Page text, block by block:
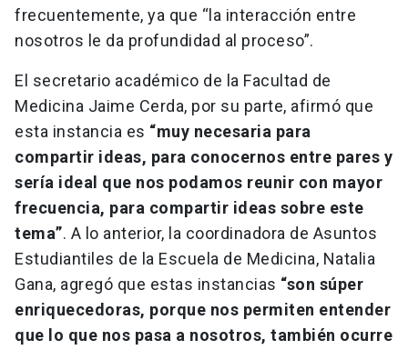
frecuentemente, ya que “la interacción entre
nosotros le da profundidad al proceso”.
El secretario académico de la Facultad de
Medicina Jaime Cerda, por su parte, afirmó que
esta instancia es “muy necesaria para
compartir ideas, para conocernos entre pares y
sería ideal que nos podamos reunir con mayor
frecuencia, para compartir ideas sobre este
tema”. A lo anterior, la coordinadora de Asuntos
Estudiantiles de la Escuela de Medicina, Natalia
Gana, agregó que estas instancias “son súper
enriquecedoras, porque nos permiten entender
que lo que nos pasa a nosotros, también ocurre